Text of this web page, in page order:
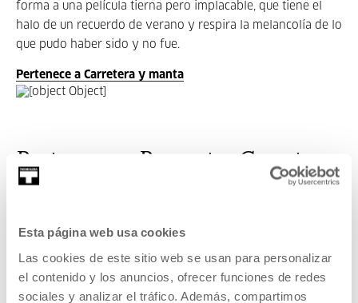
Esta página web usa cookies
Las cookies de este sitio web se usan para personalizar
el contenido y los anuncios, ofrecer funciones de redes
sociales y analizar el tráfico. Además, compartimos
forma a una película tierna pero implacable, que tiene el
halo de un recuerdo de verano y respira la melancolía de lo
que pudo haber sido y no fue.
Pertenece a Carretera y manta
Pertenece a Proyecto: Carretera
y manta
condición deroad movies se complementan y por qué no,
se contradicen